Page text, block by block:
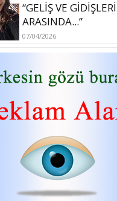
“GELİŞ VE
ARASINDA...”
07/04/2026
Fatma Zehra Köseley
MUSTAFA KEMALİN
KAĞNISI
07/04/2026
Mehmet Çağ
“BEDEN VE RUH
BÜTÜNLÜĞÜ...”
18/03/2023
İlknur Solmaz Çoban